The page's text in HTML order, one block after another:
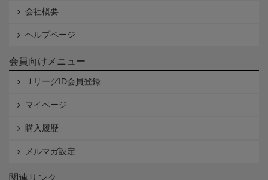
会社概要
ヘルプページ
会員向けメニュー
ＪリーグID会員登録
マイページ
購入履歴
メルマガ設定